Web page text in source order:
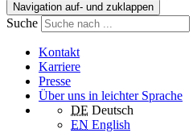
Navigation auf- und zuklappen
Suche
Kontakt
Karriere
Presse
Über uns in leichter Sprache
DE Deutsch
EN English